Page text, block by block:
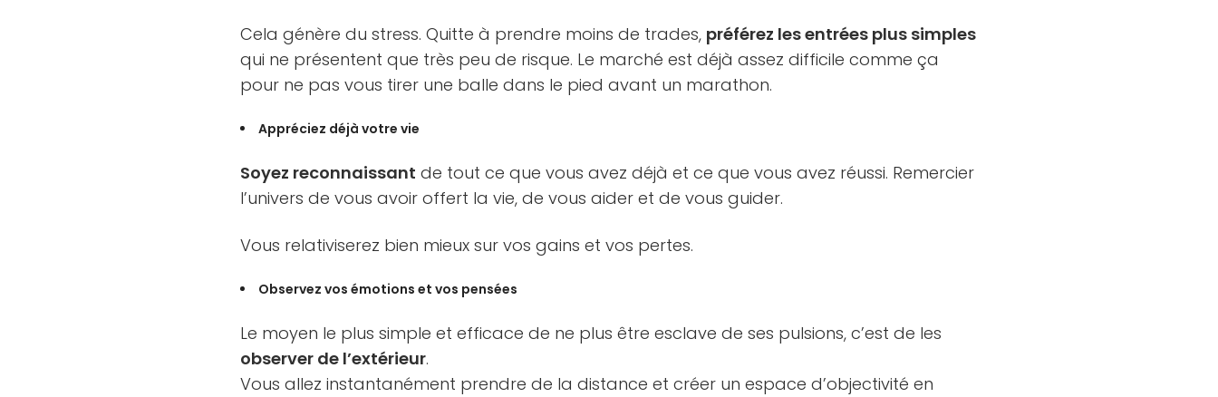
Cela génère du stress. Quitte à prendre moins de trades, préférez les entrées plus simples
qui ne présentent que très peu de risque. Le marché est déjà assez difficile comme ça
pour ne pas vous tirer une balle dans le pied avant un marathon.
Appréciez déjà votre vie
Soyez reconnaissant de tout ce que vous avez déjà et ce que vous avez réussi. Remercier
l’univers de vous avoir offert la vie, de vous aider et de vous guider.
Vous relativiserez bien mieux sur vos gains et vos pertes.
Observez vos émotions et vos pensées
Le moyen le plus simple et efficace de ne plus être esclave de ses pulsions, c’est de les
observer de l’extérieur.
Vous allez instantanément prendre de la distance et créer un espace d’objectivité en